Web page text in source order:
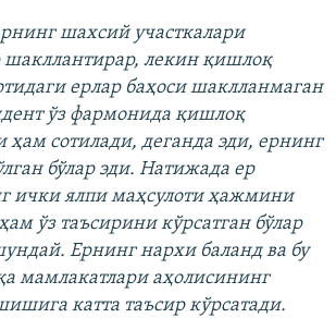
шахсий участкалари
шакллантирар, лекин қишлоқ
ерлар баҳоси шаклланмаган
ўз фармонида қишлоқ
ҳам сотилади, деганда эди, ернинг
бўлар эди. Натижада ер
ички ялпи маҳсулоти ҳажмини
ўз таъсирини кўрсатган бўлар
Ернинг нархи баланд ва бу
мамлакатлари аҳолисининг
катта таъсир кўрсатади.